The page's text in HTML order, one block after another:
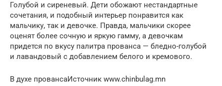
Голубой и сиреневый. Дети обожают нестандартные
сочетания, и подобный интерьер понравится как
мальчику, так и девочке. Правда, мальчики скорее
оценят более сочную и яркую гамму, а девочкам
придется по вкусу палитра прованса — бледно-голубой
и лавандовый с добавлением белого и кремового.
В духе провансаИсточник www.chinbulag.mn